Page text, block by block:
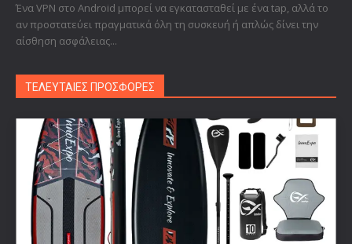
Ένα VPN στο Android μπορεί να εγκατασταθεί με ένα tap, αλλά το
αν προστατεύει πραγματικά όλη τη συσκευή ή απλώς δίνει την
αίσθηση ασφάλειας...
ΤΕΛΕΥΤΑΙΕΣ ΠΡΟΣΦΟΡΕΣ